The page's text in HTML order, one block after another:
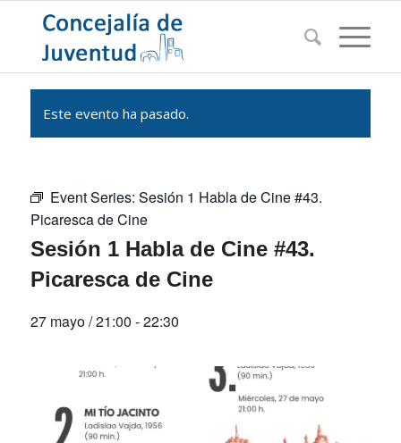
Este evento ha pasado.
Event Series: Sesión 1 Habla de Cine #43.
Picaresca de Cine
Sesión 1 Habla de Cine #43.
Picaresca de Cine
27 mayo / 21:00 -22:30